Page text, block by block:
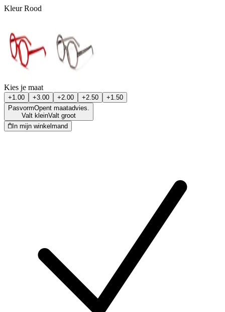
KleurRood
Kies je maat
+1.00 +3.00 +2.00 +2.50
+1.50
PasvormOpent maatadvies.
Valt kleinValt groot
In mijn winkelmand